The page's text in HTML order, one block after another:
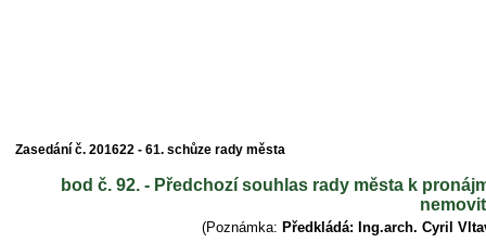
Zasedání č. 201622 - 61. schůze rady města
bod č. 92. - Předchozí souhlas rady města k
(Poznámka: Předkládá: Ing.arch. Cyril